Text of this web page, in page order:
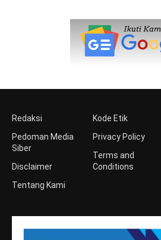
Redaksi
Pedoman Media
Siber
Disclaimer
Tentang Kami
Kode Etik
Privacy Policy
Terms and
Conditions